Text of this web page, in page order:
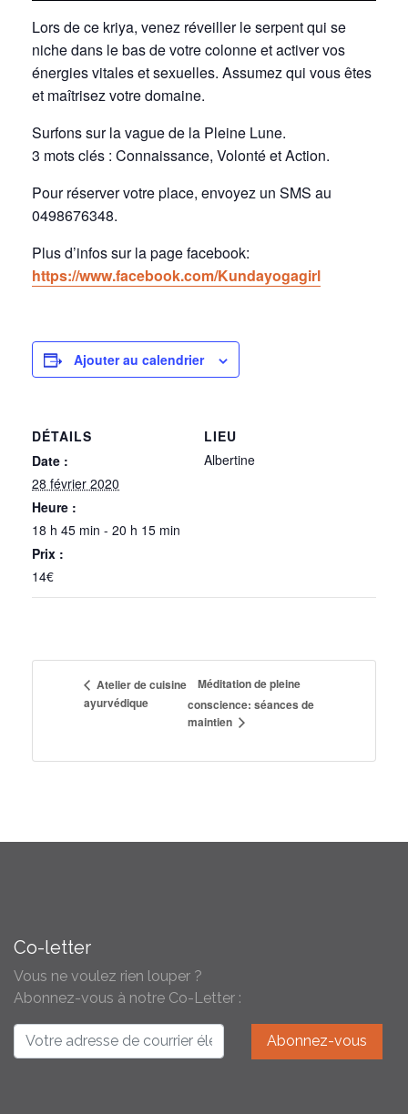
Lors de ce kriya, venez réveiller le serpent qui se
niche dans le bas de votre colonne et activer vos
énergies vitales et sexuelles. Assumez qui vous êtes
et maîtrisez votre domaine.
Surfons sur la vague de la Pleine Lune.
3 mots clés : Connaissance, Volonté et Action.
Pour réserver votre place, envoyez un SMS au
0498676348.
Plus d’infos sur la page facebook:
https://www.facebook.com/Kundayogagirl
Ajouter au calendrier
DÉTAILS
Date :
28 février 2020
Heure :
18 h 45 min - 20 h 15 min
Prix :
14€
LIEU
Albertine
Atelier de cuisine
ayurvédique
Méditation de pleine
conscience: séances de
maintien
Co-letter
Vous ne voulez rien louper ?
Abonnez-vous à notre Co-Letter :